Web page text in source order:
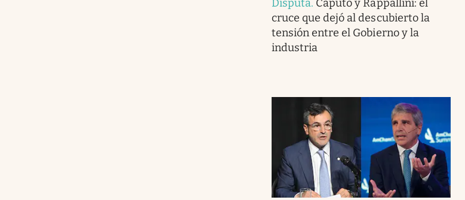
Disputa. Caputo y Rappallini: el
cruce que dejó al descubierto la
tensión entre el Gobierno y la
industria